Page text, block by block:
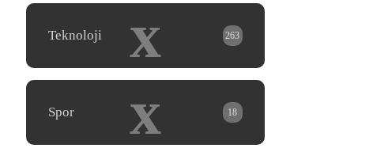
x
Teknoloji 263
x
Spor 18